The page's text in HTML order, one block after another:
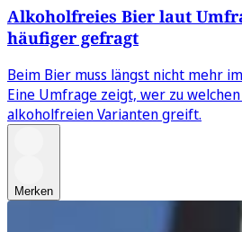
Alkoholfreies Bier laut
häufiger gefragt
Beim Bier muss längst nicht mehr
Eine Umfrage zeigt, wer zu welchen
alkoholfreien Varianten greift.
Merken